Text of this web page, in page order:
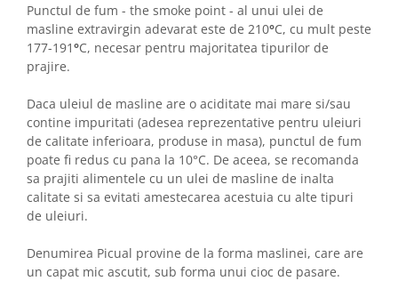
Punctul de fum - the smoke point - al unui ulei de
masline extravirgin adevarat este de 210°C, cu mult peste
177-191°C, necesar pentru majoritatea tipurilor de
prajire.
Daca uleiul de masline are o aciditate mai mare si/sau
contine impuritati (adesea reprezentative pentru uleiuri
de calitate inferioara, produse in masa), punctul de fum
poate fi redus cu pana la 10°C. De aceea, se recomanda
sa prajiti alimentele cu un ulei de masline de inalta
calitate si sa evitati amestecarea acestuia cu alte tipuri
de uleiuri.
Denumirea Picual provine de la forma maslinei, care are
un capat mic ascutit, sub forma unui cioc de pasare.